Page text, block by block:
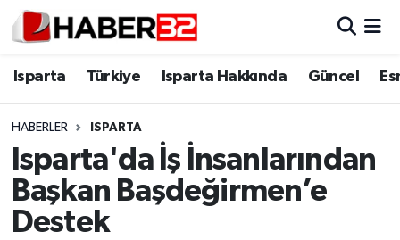
Isparta Türkiye Isparta Hakkında Güncel
HABERLER ISPARTA
Isparta'da İş İnsanlarından
Başkan Başdeğirmen’e
Destek
Isparta
Esnaf Diyor ki;
ASAYİŞ
Isparta Nöbetçi Eczaneler
Isparta Trafik Yoğunluk Haritası
Süper Lig Puan Durumu ve Fikstür